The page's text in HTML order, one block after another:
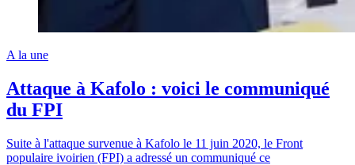
A la une
Attaque à Kafolo : voici le communiqué
du FPI
Suite à l'attaque survenue à Kafolo le 11 juin 2020, le Front
populaire ivoirien (FPI) a adressé un communiqué ce